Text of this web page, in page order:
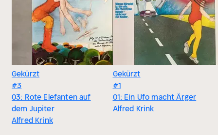
Gekürzt
#3
03: Rote Elefanten auf
dem Jupiter
Alfred Krink
Gekürzt
#1
01: Ein Ufo macht Ärger
Alfred Krink